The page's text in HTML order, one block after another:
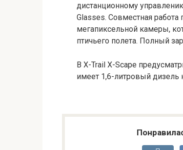
дистанционному
Glasses. Совместная
мегапиксельной камеры,
птичьего полета. Полный
В X-Trail X-Scape
имеет 1,6-литровый дизель